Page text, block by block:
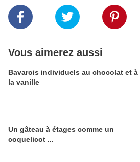
Vous aimerez aussi
Bavarois individuels au chocolat et à
la vanille
Un gâteau à étages comme un
coquelicot ...